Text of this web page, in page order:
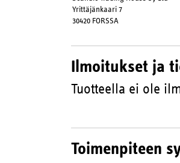
Yrittäjänkaari 7
30420 FORSSA
Ilmoitukset ja
Tuotteella ei ole
Toimenpiteen